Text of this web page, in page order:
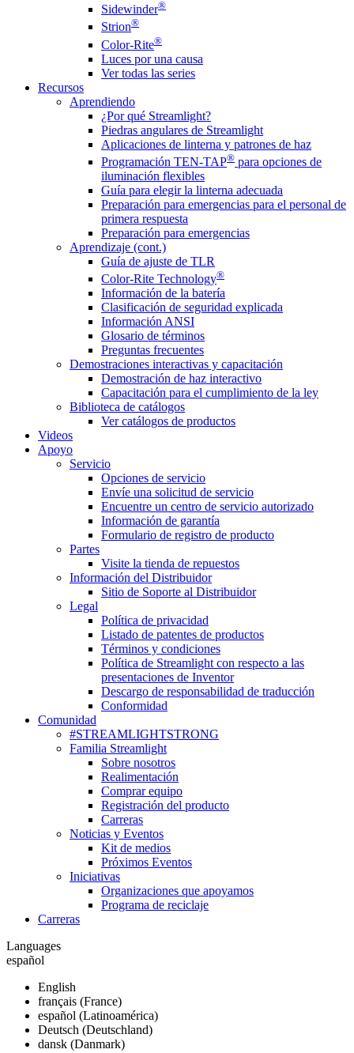
Sidewinder®
Strion®
Color-Rite®
Luces por una causa
Ver todas las series
Recursos
Aprendiendo
¿Por qué Streamlight?
Piedras angulares de Streamlight
Aplicaciones de linterna y patrones de haz
Programación TEN-TAP® para opciones de
iluminación flexibles
Guía para elegir la linterna adecuada
Preparación para emergencias para el personal de
primera respuesta
Preparación para emergencias
Aprendizaje (cont.)
Guía de ajuste de TLR
Color-Rite Technology®
Información de la batería
Clasificación de seguridad explicada
Información ANSI
Glosario de términos
Preguntas frecuentes
Demostraciones interactivas y capacitación
Demostración de haz interactivo
Capacitación para el cumplimiento de la ley
Biblioteca de catálogos
Ver catálogos de productos
Videos
Apoyo
Servicio
Opciones de servicio
Envíe una solicitud de servicio
Encuentre un centro de servicio autorizado
Información de garantía
Formulario de registro de producto
Partes
Visite la tienda de repuestos
Información del Distribuidor
Sitio de Soporte al Distribuidor
Legal
Política de privacidad
Listado de patentes de productos
Términos y condiciones
Política de Streamlight con respecto a las
presentaciones de Inventor
Descargo de responsabilidad de traducción
Conformidad
Comunidad
#STREAMLIGHTSTRONG
Familia Streamlight
Sobre nosotros
Realimentación
Comprar equipo
Registración del producto
Carreras
Noticias y Eventos
Kit de medios
Próximos Eventos
Iniciativas
Organizaciones que apoyamos
Programa de reciclaje
Carreras
Languages
español
English
français (France)
español (Latinoamérica)
Deutsch (Deutschland)
dansk (Danmark)